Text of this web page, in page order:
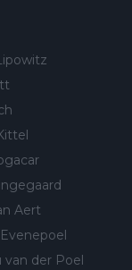
Aert
van der Poel